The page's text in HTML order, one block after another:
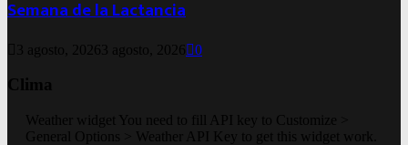
Semana de la Lactancia
3 agosto, 2026 3 agosto, 2026 0
Clima
Weather widget You need to fill API key to Customize >
General Options > Weather API Key to get this widget work.